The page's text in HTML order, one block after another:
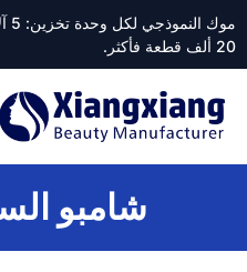
20 ألف قطعة فأكثر.
شامبو